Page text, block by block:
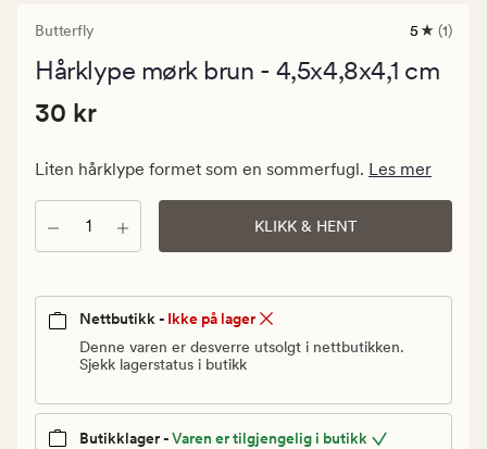
Butterfly
1
med
5 (1)
Hårklype mørk brun - 4,5x4,8x4,1 cm
Pris
kr.
pris
30
Pris 30 kr
30 kr
Liten hårklype formet som en sommerfugl. Les mer
Antall KLIKK & HENT
Nettbutikk - Ikke på lager
Denne varen er desverre utsolgt i nettbutikken.
Sjekk lagerstatus i butikk
Butikklager -Varen er tilgjengelig i butikk